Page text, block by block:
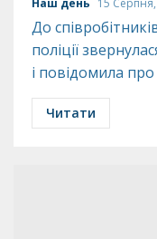
Наш день 15
До
поліції
і повідомила
Читати